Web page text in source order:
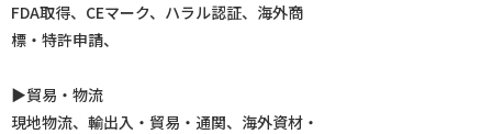
FDA取得、CEマーク、ハラル認証、海外商
標・特許申請、
▶︎貿易・物流
現地物流、輸出入・貿易・通関、海外資材・